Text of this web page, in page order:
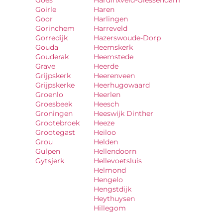
Goirle
Goor
Gorinchem
Gorredijk
Gouda
Gouderak
Grave
Grijpskerk
Grijpskerke
Groenlo
Groesbeek
Groningen
Grootebroek
Grootegast
Grou
Gulpen
Gytsjerk
Haren
Harlingen
Harreveld
Hazerswoude-Dorp
Heemskerk
Heemstede
Heerde
Heerenveen
Heerhugowaard
Heerlen
Heesch
Heeswijk Dinther
Heeze
Heiloo
Helden
Hellendoorn
Hellevoetsluis
Helmond
Hengelo
Hengstdijk
Heythuysen
Hillegom